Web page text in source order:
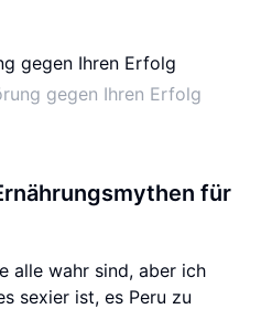
gegen Ihren Erfolg
für
alle wahr sind, aber ich
sexier ist, es Peru zu